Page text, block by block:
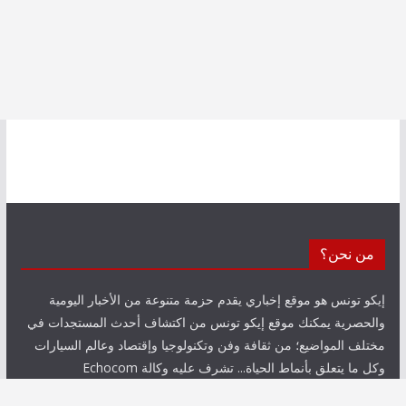
من نحن؟
إيكو تونس هو موقع إخباري يقدم حزمة متنوعة من الأخبار اليومية
والحصرية يمكنك موقع إيكو تونس من اكتشاف أحدث المستجدات في
مختلف المواضيع؛ من ثقافة وفن وتكنولوجيا وإقتصاد وعالم السيارات
وكل ما يتعلق بأنماط الحياة... تشرف عليه وكالة Echocom